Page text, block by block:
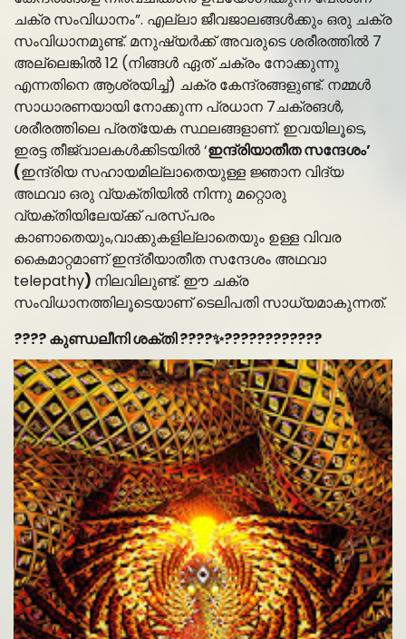
ചക്ര സംവിധാനം”. എല്ലാ ജീവജാലങ്ങൾക്കും ഒരു ചക്ര
സംവിധാനമുണ്ട്. മനുഷ്യർക്ക് അവരുടെ ശരീരത്തിൽ 7
അല്ലെങ്കിൽ 12 (നിങ്ങൾ ഏത് ചക്രം നോക്കുന്നു
എന്നതിനെ ആശ്രയിച്ച്) ചക്ര കേന്ദ്രങ്ങളുണ്ട്. നമ്മൾ
സാധാരണയായി നോക്കുന്ന പ്രധാന 7ചക്രങൾ,
ശരീരത്തിലെ പ്രത്യേക സ്ഥലങ്ങളാണ്. ഇവയിലൂടെ,
ഇരട്ട തീജ്വാലകൾക്കിടയിൽ ‘ഇന്ദ്രിയാതീത സന്ദേശം’
(ഇന്ദ്രിയ സഹായമില്ലാതെയുള്ള ജ്ഞാന വിദ്യ
അഥവാ ഒരു വ്യക്തിയിൽ നിന്നു മറ്റൊരു
വ്യക്തിയിലേയ്ക്ക് പരസ്പരം
കാണാതെയും,വാക്കുകളില്ലാതെയും ഉള്ള വിവര
കൈമാറ്റമാണ് ഇന്ദ്രീയാതീത സന്ദേശം അഥവാ
telepathy) നിലവിലുണ്ട്. ഈ ചക്ര
സംവിധാനത്തിലൂടെയാണ് ടെലിപതി സാധ്യമാകുന്നത്.
???? കുണ്ഡലീനി ശക്തി ????✨????????️????